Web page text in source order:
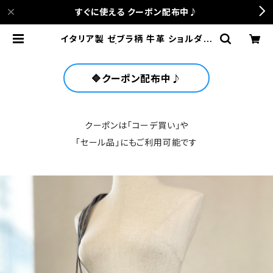
すぐに使える クーポン配布中♪
イタリア製 ゼブラ柄 牛革 ショルダー
🔷クーポン配布中♪
クーポンは「コーデ買い」や
「セール品」にもご利用可能です